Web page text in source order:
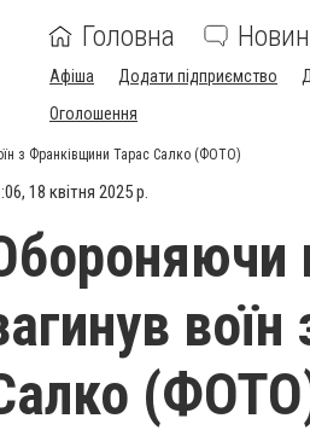
Головна
Афіша Додати підприємство
Оголошення
з Франківщини Тарас Салко (ФОТО)
18 квітня 2025 р.